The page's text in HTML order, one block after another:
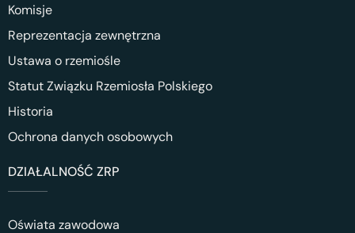
Komisje
Reprezentacja zewnętrzna
Ustawa o rzemiośle
Statut Związku Rzemiosła Polskiego
Historia
Ochrona danych osobowych
DZIAŁALNOŚĆ ZRP
Oświata zawodowa